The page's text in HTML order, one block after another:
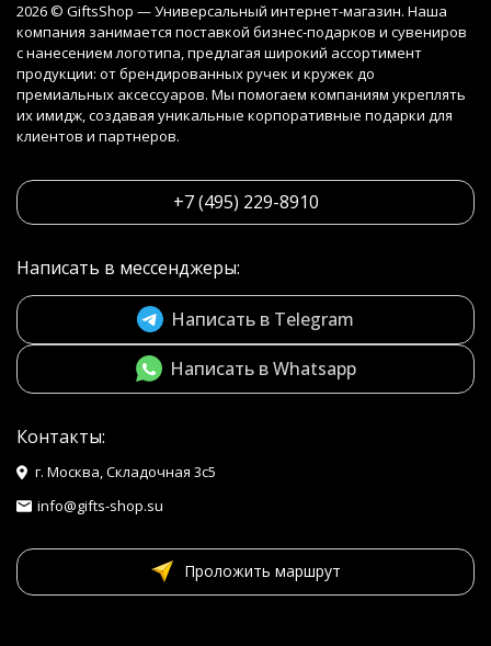
2026 © GiftsShop — Универсальный интернет-магазин. Наша
компания занимается поставкой бизнес-подарков и сувениров
с нанесением логотипа, предлагая широкий ассортимент
продукции: от брендированных ручек и кружек до
премиальных аксессуаров. Мы помогаем компаниям укреплять
их имидж, создавая уникальные корпоративные подарки для
клиентов и партнеров.
+7 (495) 229-8910
Написать в мессенджеры:
Написать в Telegram
Написать в Whatsapp
Контакты:
г. Москва, Складочная 3с5
info@gifts-shop.su
Проложить маршрут